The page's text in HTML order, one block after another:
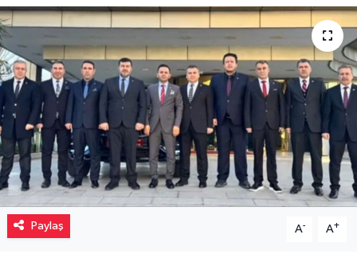
Paylaş A- A+
Kültür Sanat
Magazin
Müzik
Piyasa
Resmi İlanlar
Sağlık